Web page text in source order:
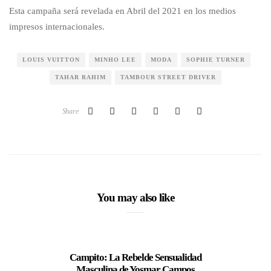
Esta campaña será revelada en Abril del 2021 en los medios
impresos internacionales.
LOUIS VUITTON MINHO LEE MODA SOPHIE TURNER
TAHAR RAHIM TAMBOUR STREET DRIVER
Share
You may also like
Campito: La Rebelde Sensualidad